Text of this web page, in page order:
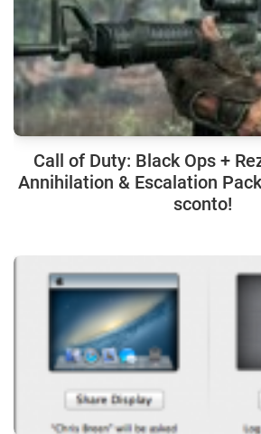
Call of Duty: Black Ops +
Annihilation & Escalation
sconto!